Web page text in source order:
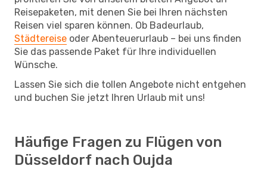
Reisepaketen, mit denen Sie bei Ihren nächsten
Reisen viel sparen können. Ob Badeurlaub,
Städtereise oder Abenteuerurlaub – bei uns finden
Sie das passende Paket für Ihre individuellen
Wünsche.
Lassen Sie sich die tollen Angebote nicht entgehen
und buchen Sie jetzt Ihren Urlaub mit uns!
Häufige Fragen zu Flügen von
Düsseldorf nach Oujda